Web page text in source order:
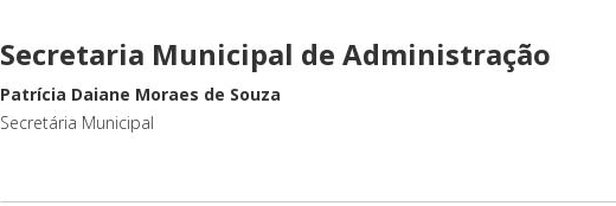
Secretaria Municipal de Administração
Patrícia Daiane Moraes de Souza
Secretária Municipal